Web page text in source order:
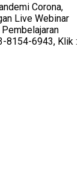
Corona,
Live Webinar
8154-6943, Klik :